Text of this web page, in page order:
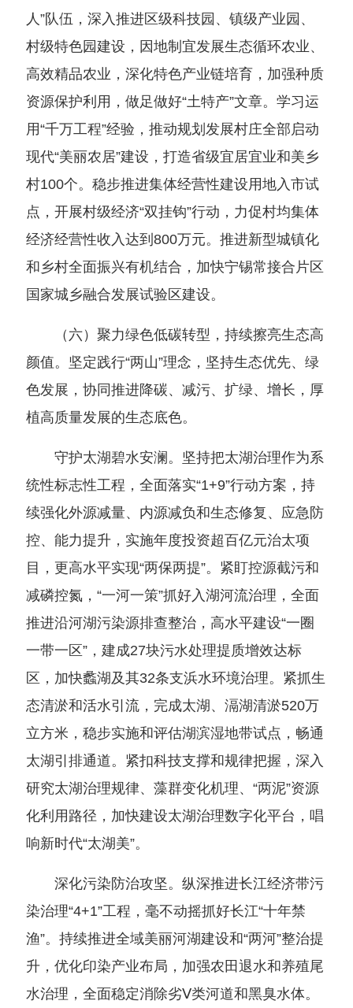
人”队伍，深入推进区级科技园、镇级产业园、
村级特色园建设，因地制宜发展生态循环农业、
高效精品农业，深化特色产业链培育，加强种质
资源保护利用，做足做好“土特产”文章。学习运
用“千万工程”经验，推动规划发展村庄全部启动
现代“美丽农居”建设，打造省级宜居宜业和美乡
村100个。稳步推进集体经营性建设用地入市试
点，开展村级经济“双挂钩”行动，力促村均集体
经济经营性收入达到800万元。推进新型城镇化
和乡村全面振兴有机结合，加快宁锡常接合片区
国家城乡融合发展试验区建设。
（六）聚力绿色低碳转型，持续擦亮生态高
颜值。坚定践行“两山”理念，坚持生态优先、绿
色发展，协同推进降碳、减污、扩绿、增长，厚
植高质量发展的生态底色。
守护太湖碧水安澜。坚持把太湖治理作为系
统性标志性工程，全面落实“1+9”行动方案，持
续强化外源减量、内源减负和生态修复、应急防
控、能力提升，实施年度投资超百亿元治太项
目，更高水平实现“两保两提”。紧盯控源截污和
减磷控氮，“一河一策”抓好入湖河流治理，全面
推进沿河湖污染源排查整治，高水平建设“一圈
一带一区”，建成27块污水处理提质增效达标
区，加快蠡湖及其32条支浜水环境治理。紧抓生
态清淤和活水引流，完成太湖、滆湖清淤520万
立方米，稳步实施和评估湖滨湿地带试点，畅通
太湖引排通道。紧扣科技支撑和规律把握，深入
研究太湖治理规律、藻群变化机理、“两泥”资源
化利用路径，加快建设太湖治理数字化平台，唱
响新时代“太湖美”。
深化污染防治攻坚。纵深推进长江经济带污
染治理“4+1”工程，毫不动摇抓好长江“十年禁
渔”。持续推进全域美丽河湖建设和“两河”整治提
升，优化印染产业布局，加强农田退水和养殖尾
水治理，全面稳定消除劣Ⅴ类河道和黑臭水体。